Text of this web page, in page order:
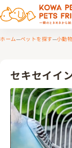
ホーム ペットを探す 小動
セキセイイ